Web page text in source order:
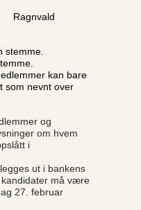
stemme.
kan bare
som nevnt over
og
om hvem
i
ut i bankens
kandidater må være
27. februar